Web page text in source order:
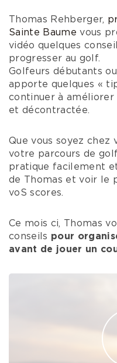
Thomas Rehberger,
Sainte Baume vous
vidéo quelques
progresser au golf.
Golfeurs débutants
apporte quelques «
continuer à améliorer
et décontractée.
Que vous soyez chez
votre parcours de
pratique facilement
de Thomas et voir le
voS scores.
Ce mois ci, Thomas
conseils pour
avant de jouer un